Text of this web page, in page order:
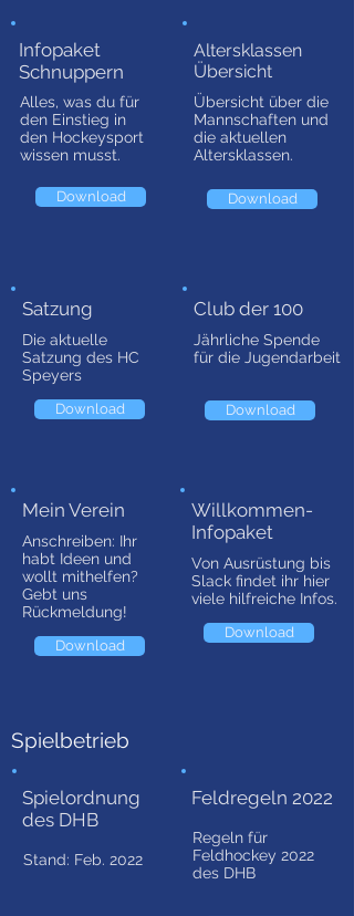
Infopaket
Schnuppern
Alles, was du für
den Einstieg in
den Hockeysport
wissen musst.
Download
Altersklassen
Übersicht
Übersicht über die
Mannschaften und
die aktuellen
Altersklassen.
Download
Satzung
Die aktuelle
Satzung des HC
Speyers
Download
Club der 100
Jährliche Spende
für die Jugendarbeit
Download
Mein Verein
Anschreiben: Ihr
habt Ideen und
wollt mithelfen?
Gebt uns
Rückmeldung!
Download
Willkommen-
Infopaket
Von Ausrüstung bis
Slack findet ihr hier
viele hilfreiche Infos.
Download
Spielbetrieb
Spielordnung
des DHB
Stand: Feb. 2022
Feldregeln 2022
Regeln für
Feldhockey 2022
des DHB